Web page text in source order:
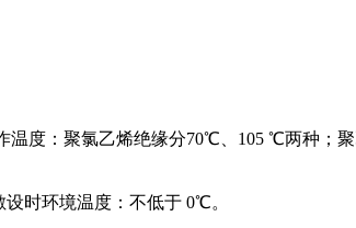
：聚氯乙烯绝缘分70℃、105 ℃两种
境温度：不低于 0℃。